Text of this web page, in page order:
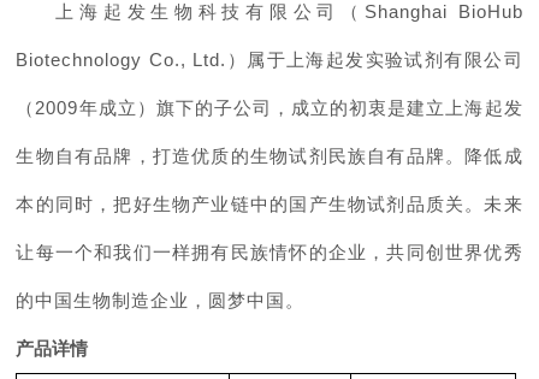
上海起发生物科技有限公司（ Shanghai BioHub
Biotechnology Co., Ltd.）属于上海起发实验试剂有限公司
（2009年成立）旗下的子公司，成立的初衷是建立上海起发
生物自有品牌，打造优质的生物试剂民族自有品牌。降低成
本的同时，把好生物产业链中的国产生物试剂品质关。未来
让每一个和我们一样拥有民族情怀的企业，共同创世界优秀
的中国生物制造企业，圆梦中国。
产品详情